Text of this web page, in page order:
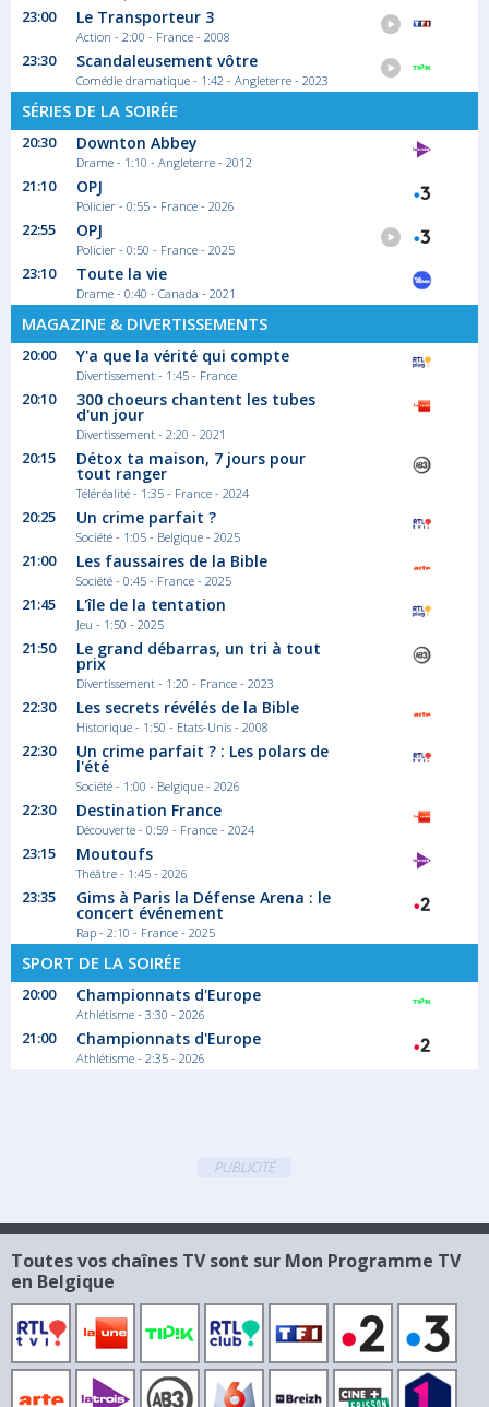
23:00 Le Transporteur 3
Action - 2:00 - France - 2008
23:30 Scandaleusement vôtre
Comédie dramatique - 1:42 - Angleterre - 2023
SÉRIES DE LA SOIRÉE
20:30 Downton Abbey
Drame - 1:10 - Angleterre - 2012
21:10 OPJ
Policier - 0:55 - France - 2026
22:55 OPJ
Policier - 0:50 - France - 2025
23:10 Toute la vie
Drame - 0:40 - Canada - 2021
MAGAZINE & DIVERTISSEMENTS
20:00 Y'a que la vérité qui compte
Divertissement - 1:45 - France
20:10 300 choeurs chantent les tubes
d'un jour
Divertissement - 2:20 - 2021
20:15 Détox ta maison, 7 jours pour
tout ranger
Téléréalité - 1:35 - France - 2024
20:25 Un crime parfait ?
Société - 1:05 - Belgique - 2025
21:00 Les faussaires de la Bible
Société - 0:45 - France - 2025
21:45 L'île de la tentation
Jeu - 1:50 - 2025
21:50 Le grand débarras, un tri à tout
prix
Divertissement - 1:20 - France - 2023
22:30 Les secrets révélés de la Bible
Historique - 1:50 - Etats-Unis - 2008
22:30 Un crime parfait ? : Les polars de
l'été
Société - 1:00 - Belgique - 2026
22:30 Destination France
Découverte - 0:59 - France - 2024
23:15 Moutoufs
Théâtre - 1:45 - 2026
23:35 Gims à Paris la Défense Arena : le
concert événement
Rap - 2:10 - France - 2025
SPORT DE LA SOIRÉE
20:00 Championnats d'Europe
Athlétisme - 3:30 - 2026
21:00 Championnats d'Europe
Athlétisme - 2:35 - 2026
PUBLICITÉ
Toutes vos chaînes TV sont sur Mon Programme TV
en Belgique